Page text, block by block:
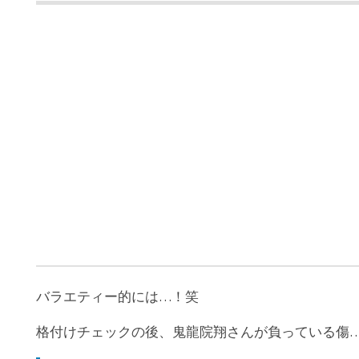
バラエティー的には…！笑
格付けチェックの後、鬼龍院翔さんが負っている傷